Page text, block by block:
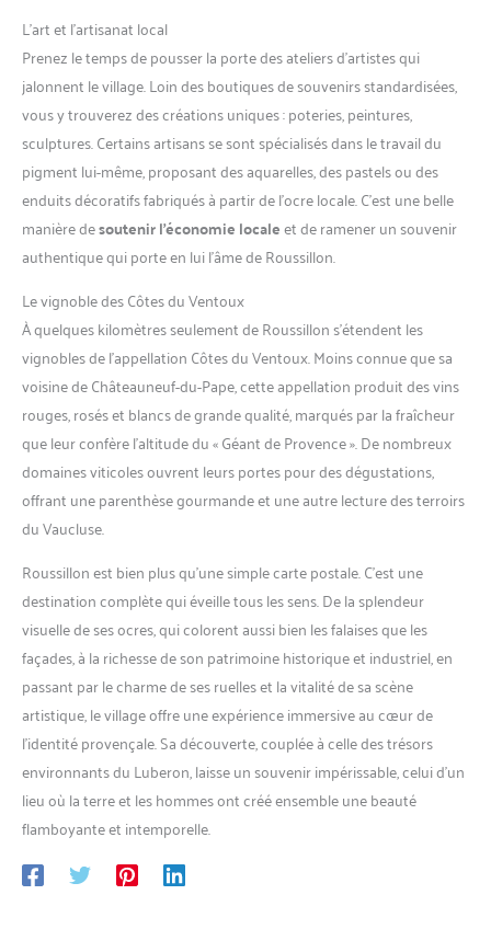
L’art et l’artisanat local
Prenez le temps de pousser la porte des ateliers d’artistes qui
jalonnent le village. Loin des boutiques de souvenirs standardisées,
vous y trouverez des créations uniques : poteries, peintures,
sculptures. Certains artisans se sont spécialisés dans le travail du
pigment lui-même, proposant des aquarelles, des pastels ou des
enduits décoratifs fabriqués à partir de l’ocre locale. C’est une belle
manière desoutenir l’économie localeet de ramener un souvenir
authentique qui porte en lui l’âme de Roussillon.
Le vignoble des Côtes du Ventoux
À quelques kilomètres seulement de Roussillon s’étendent les
vignobles de l’appellation Côtes du Ventoux. Moins connue que sa
voisine de Châteauneuf-du-Pape, cette appellation produit des vins
rouges, rosés et blancs de grande qualité, marqués par la fraîcheur
que leur confère l’altitude du « Géant de Provence ». De nombreux
domaines viticoles ouvrent leurs portes pour des dégustations,
offrant une parenthèse gourmande et une autre lecture des terroirs
du Vaucluse.
Roussillon est bien plus qu’une simple carte postale. C’est une
destination complète qui éveille tous les sens. De la splendeur
visuelle de ses ocres, qui colorent aussi bien les falaises que les
façades, à la richesse de son patrimoine historique et industriel, en
passant par le charme de ses ruelles et la vitalité de sa scène
artistique, le village offre une expérience immersive au cœur de
l’identité provençale. Sa découverte, couplée à celle des trésors
environnants du Luberon, laisse un souvenir impérissable, celui d’un
lieu où la terre et les hommes ont créé ensemble une beauté
flamboyante et intemporelle.